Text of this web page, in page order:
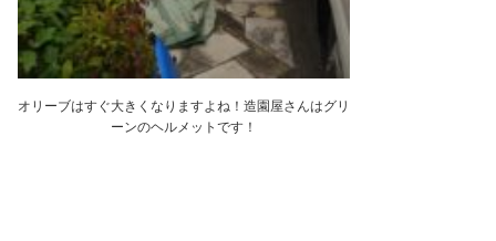
オリーブはすぐ大きくなりますよね！造園屋さんはグリ
ーンのヘルメットです！